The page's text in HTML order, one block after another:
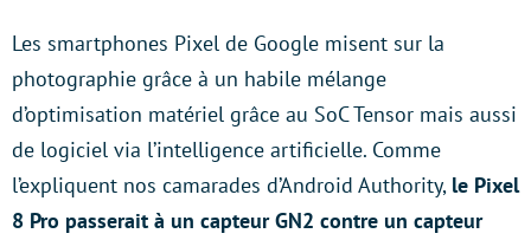
Les smartphones Pixel de Google misent sur la
photographie grâce à un habile mélange
d’optimisation matériel grâce au SoC Tensor mais aussi
de logiciel via l’intelligence artificielle. Comme
l’expliquent nos camarades d’Android Authority, le Pixel
8 Pro passerait à un capteur GN2 contre un capteur